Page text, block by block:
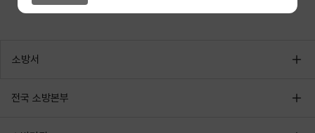
소방서
전국 소방본부